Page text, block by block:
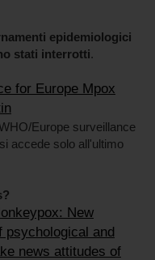
epidemiologici
stati interrotti.
for Europe Mpox
Europe surveillance
accede solo all'ultimo
New
psychological and
news attitudes of